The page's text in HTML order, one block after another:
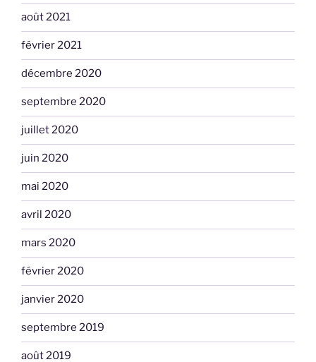
août 2021
février 2021
décembre 2020
septembre 2020
juillet 2020
juin 2020
mai 2020
avril 2020
mars 2020
février 2020
janvier 2020
septembre 2019
août 2019